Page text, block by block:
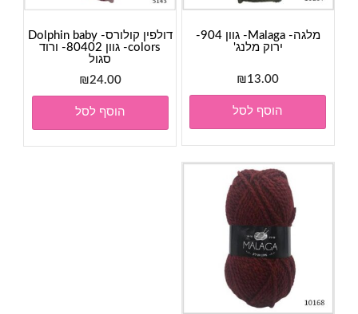
דולפין קולורס- Dolphin baby
colors- גוון 80402- ורוד
סגול
₪24.00
הוסף לסל
מלגה- Malaga- גוון 904-
ירוק מלנג'
₪13.00
הוסף לסל